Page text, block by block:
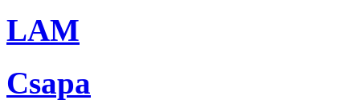
LAM
Csapa